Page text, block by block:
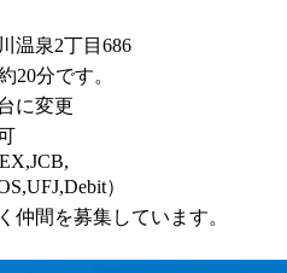
温泉2丁目686
20分です。
に変更
）
仲間を募集しています。